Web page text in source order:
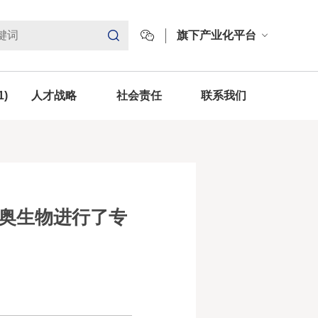
旗下产业化平台
人才战略 社会责任 联系我们
生物进行了专